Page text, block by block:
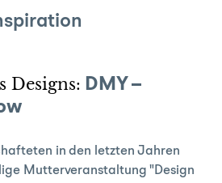
Designs: DMY –
in den letzten Jahren
Mutterveranstaltung "Design